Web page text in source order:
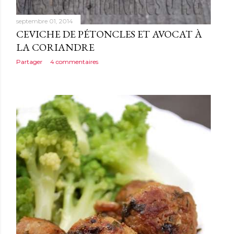
septembre 01, 2014
CEVICHE DE PÉTONCLES ET AVOCAT À
LA CORIANDRE
Partager 4 commentaires